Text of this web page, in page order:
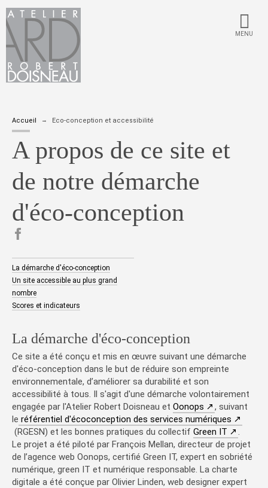
MENU
Accueil Eco-conception et accessibilité
A propos de ce site et
de notre démarche
d'éco-conception
partager sur Facebook
La démarche d'éco-conception
Un site accessible au plus grand
nombre
Scores et indicateurs
La démarche d'éco-conception
Ce site a été conçu et mis en œuvre suivant une démarche
d'éco-conception dans le but de réduire son empreinte
environnementale, d’améliorer sa durabilité et son
accessibilité à tous. Il s'agit d'une démarche volontairement
engagée par l'Atelier Robert Doisneau et Oonops (nouvelle
, suivant
le référentiel d'écoconception des services numériques
(RGESN) et les bonnes pratiques du collectif Green IT
Le projet a été piloté par François Mellan, directeur de projet
de l’agence web Oonops, certifié Green IT, expert en sobriété
numérique, green IT et numérique responsable. La charte
digitale a été conçue par Olivier Linden, web designer expert